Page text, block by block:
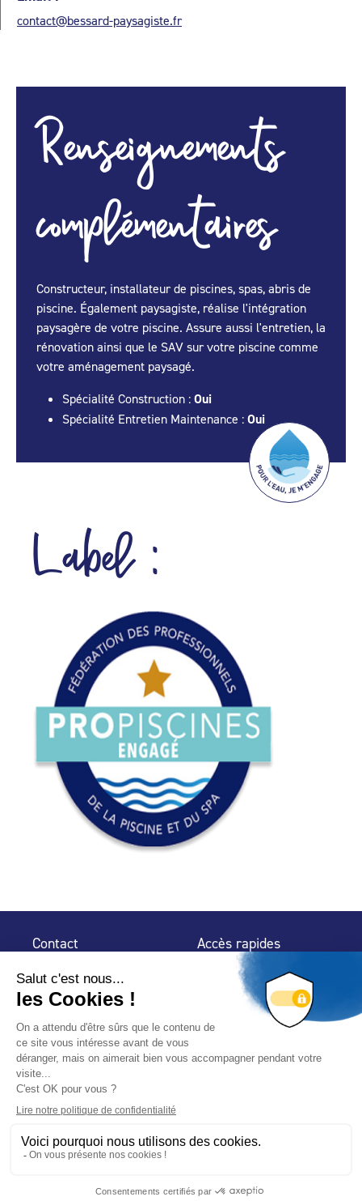
contact@bessard-paysagiste.fr
Renseignements
complémentaires
Constructeur, installateur de piscines, spas, abris de
piscine. Également paysagiste, réalise l'intégration
paysagère de votre piscine. Assure aussi l'entretien, la
rénovation ainsi que le SAV sur votre piscine comme
votre aménagement paysagé.
Spécialité Construction : Oui
Spécialité Entretien Maintenance : Oui
Label :
Contact
32 rue de Mogador
75 009 Paris
Accès rapides
Espace Presse
Trouver un
professionnel
Nous suivre